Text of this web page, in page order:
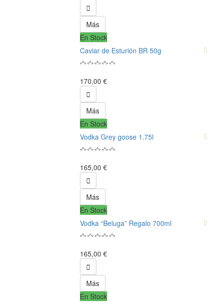

Más
En Stock
Caviar de Esturión BR 50g
170,00 €

Más
En Stock
Vodka Grey goose 1.75l
165,00 €

Más
En Stock
Vodka “Beluga” Regalo 700ml
165,00 €

Más
En Stock